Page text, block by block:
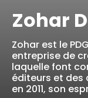
Zohar
Zohar est le
entreprise de
laquelle font
éditeurs et des
en 2011, son